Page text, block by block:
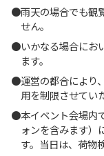
雨天の場合でも観
せん。
いかなる場合にお
ます。
運営の都合により
用を制限させてい
本イベント会場内
ォンを含みます）
す。当日は、荷物